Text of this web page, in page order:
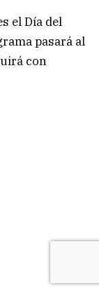
el Día del
pasará al
con